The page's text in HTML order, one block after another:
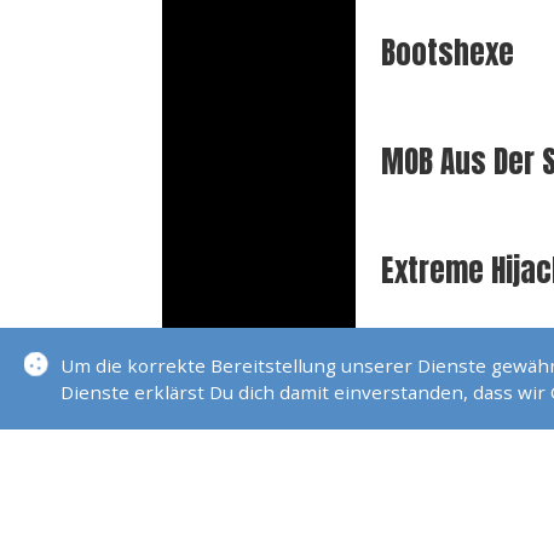
Bootshexe
MOB Aus Der
Extreme
Im Mast
Um die korrekte Bereitstellung unserer Dienste
Dienste erklärst Du dich damit einverstanden, dass wir